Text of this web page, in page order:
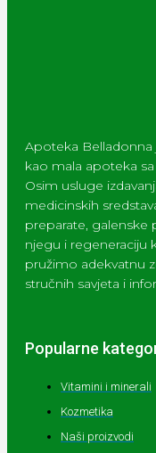
Apoteka Belladonna
kao mala apoteka
Osim usluge
medicinskih
preparate, galenske
njegu i regeneraciju
pružimo adekvatnu
stručnih savjeta i
Popularne
Vitamini i minerali
Kozmetika
Naši proizvodi